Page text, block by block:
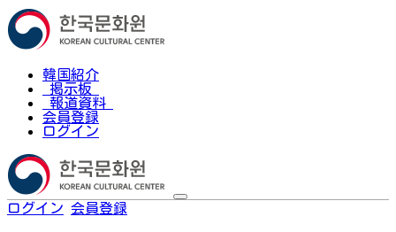
韓国紹介
掲示板
報道資料
会員登録
ログイン
ログイン 会員登録